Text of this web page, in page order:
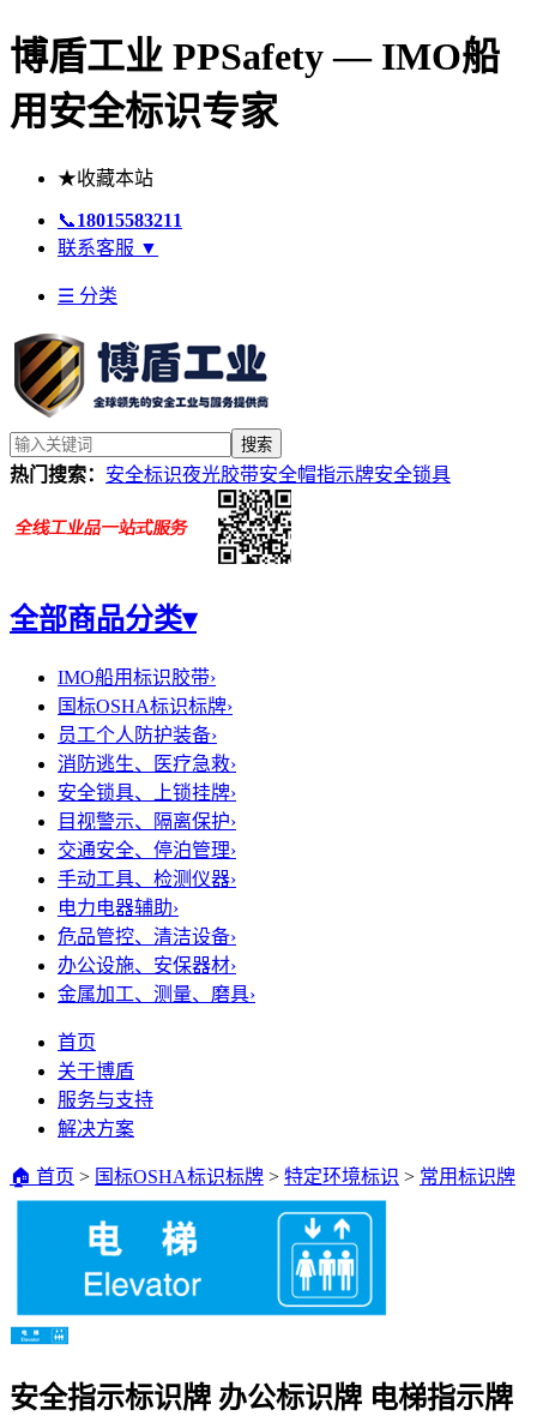
博盾工业 PPSafety — IMO船
用安全标识专家
★收藏本站
📞18015583211
联系客服 ▼
☰ 分类
搜索
热门搜索： 安全标识夜光胶带安全帽指示牌安全锁具
全部商品分类▾
IMO船用标识胶带›
国标OSHA标识标牌›
员工个人防护装备›
消防逃生、医疗急救›
安全锁具、上锁挂牌›
目视警示、隔离保护›
交通安全、停泊管理›
手动工具、检测仪器›
电力电器辅助›
危品管控、清洁设备›
办公设施、安保器材›
金属加工、测量、磨具›
首页
关于博盾
服务与支持
解决方案
🏠 首页 > 国标OSHA标识标牌 > 特定环境标识 > 常用标识牌
安全指示标识牌 办公标识牌 电梯指示牌